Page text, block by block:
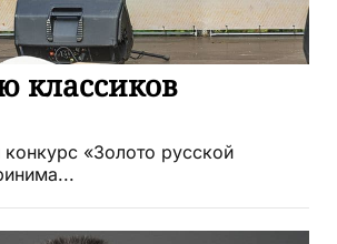
классиков
«Золото русской